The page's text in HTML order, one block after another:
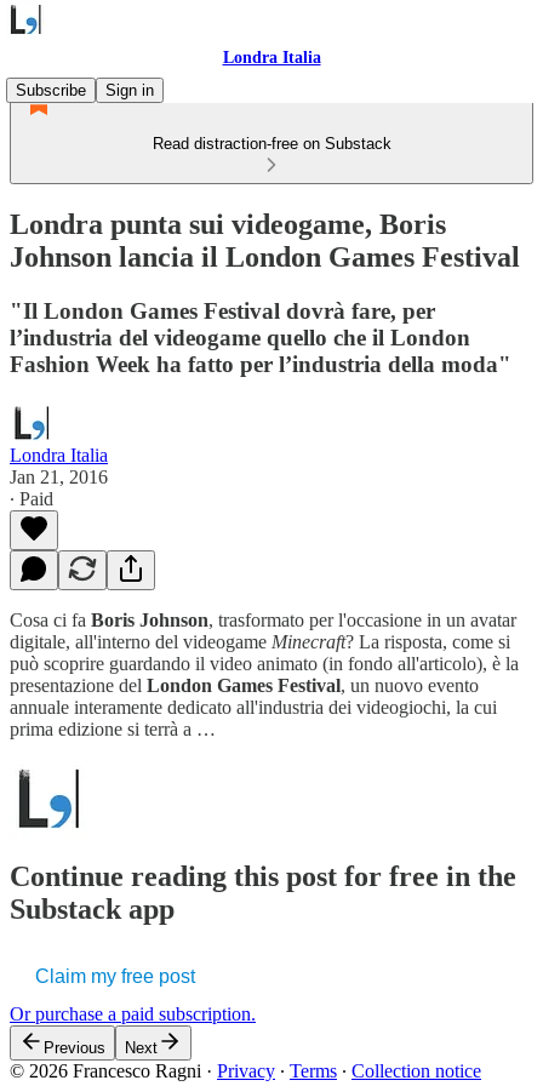
Londra Italia
Subscribe
Sign in
Read distraction-free on Substack
Londra punta sui videogame, Boris
Johnson lancia il London Games Festival
"Il London Games Festival dovrà fare, per
l’industria del videogame quello che il London
Fashion Week ha fatto per l’industria della moda"
Londra Italia
Jan 21, 2016
∙ Paid
Cosa ci fa Boris Johnson, trasformato per l'occasione in un avatar
digitale, all'interno del videogame Minecraft? La risposta, come si
può scoprire guardando il video animato (in fondo all'articolo), è la
presentazione del London Games Festival, un nuovo evento
annuale interamente dedicato all'industria dei videogiochi, la cui
prima edizione si terrà a …
Continue reading this post for free in the
Substack app
Claim my free post
Or purchase a paid subscription.
Previous Next
© 2026 Francesco Ragni · Privacy ∙ Terms ∙ Collection notice